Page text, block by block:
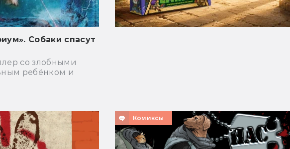
Собаки спасут
со злобными
ребёнком и
Комиксы